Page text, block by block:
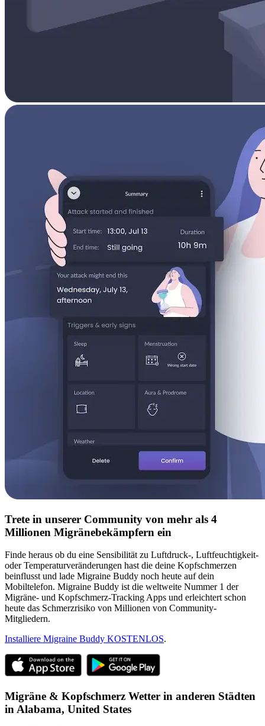
Trete in unserer Community von mehr als 4
Millionen Migränebekämpfern ein
Finde heraus ob du eine Sensibilität zu Luftdruck-, Luftfeuchtigkeit-
oder Temperaturveränderungen hast die deine Kopfschmerzen
beinflusst und lade Migraine Buddy noch heute auf dein
Mobiltelefon. Migraine Buddy ist die weltweite Nummer 1 der
Migräne- und Kopfschmerz-Tracking Apps und erleichtert schon
heute das Schmerzrisiko von Millionen von Community-
Mitgliedern.
Installiere Migraine Buddy KOSTENLOS.
Migräne & Kopfschmerz Wetter in anderen Städten
in Alabama, United States